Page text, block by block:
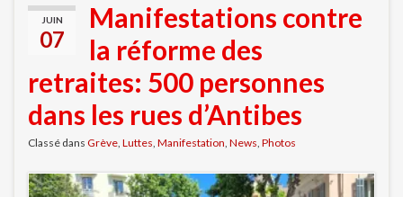
JUIN
07
Manifestations contre
la réforme des
retraites: 500 personnes
dans les rues d’Antibes
Classé dans Grève, Luttes, Manifestation, News, Photos